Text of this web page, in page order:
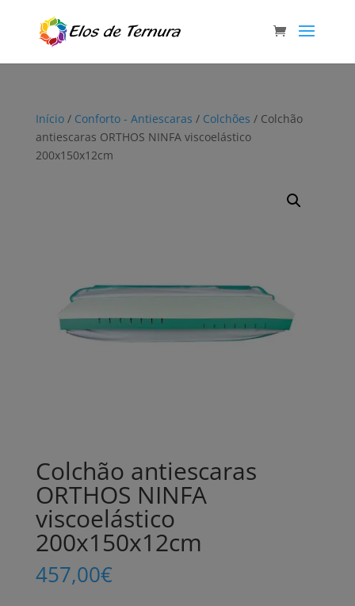
Início/ Conforto - Antiescaras / Colchões / Colchão
antiescaras ORTHOS NINFA viscoelástico
200x150x12cm
Colchão antiescaras
ORTHOS NINFA
viscoelástico
200x150x12cm
457,00€